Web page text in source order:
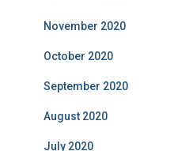
November 2020
October 2020
September 2020
August 2020
July 2020